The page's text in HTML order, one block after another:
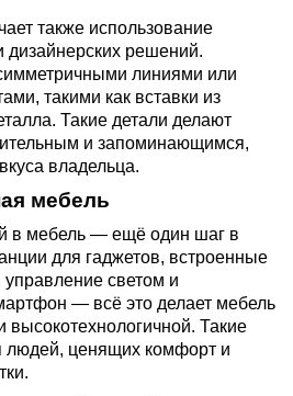
также использование
решений.
линиями или
такими как вставки из
Такие детали делают
и запоминающимся,
владельца.
мебель
в мебель — ещё один шаг в
для гаджетов, встроенные
управление светом и
— всё это делает мебель
высокотехнологичной. Такие
людей, ценящих комфорт и